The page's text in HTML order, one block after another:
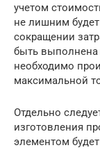
учетом
не лишним
сокращении
быть выполнена
необходимо
максимальной
Отдельно
изготовления
элементом